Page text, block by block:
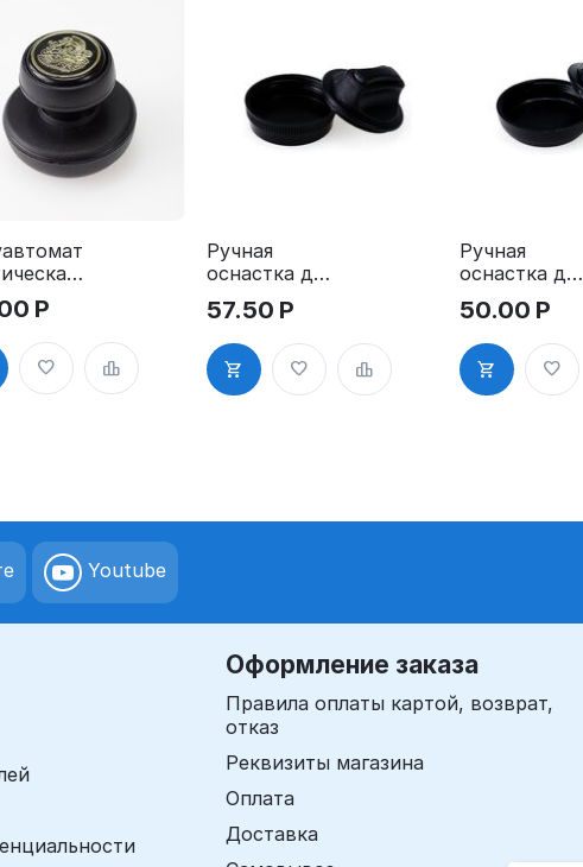
для
д.
мм
Р
Ручная
оснастка для
печати -
"ТАБЛЕТКА",
д. 30мм"
57.50 Р
Ручная
оснастка для
печати -
"ТАБЛЕТКА"
НЭО, д. 40-42
мм"
50.00 Р
Youtube
Оформление заказа
Правила оплаты картой, возврат,
отказ
Реквизиты магазина
Оплата
Доставка